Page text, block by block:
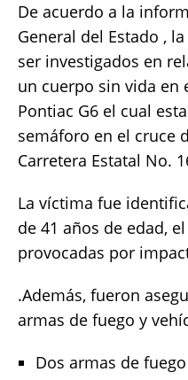
De acuerdo a la
General del Estado ,
ser investigados en
un cuerpo sin vida en
Pontiac G6 el cual
semáforo en el cruce
Carretera Estatal No.
La víctima fue
de 41 años de edad,
provocadas por
.Además, fueron
armas de fuego y
Dos armas de